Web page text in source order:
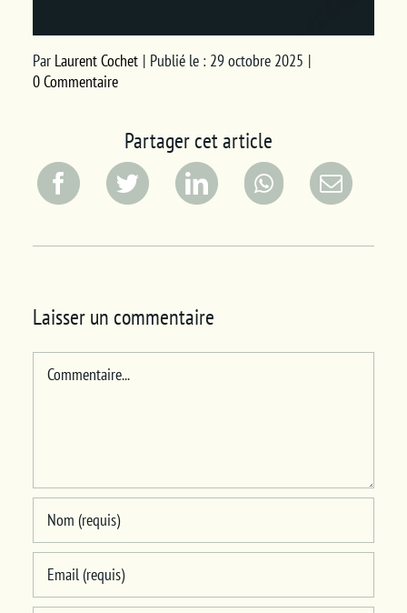
Par Laurent Cochet | Publié le : 29 octobre 2025 |
0 Commentaire
Partager cet article
Laisser un commentaire
Commentaire